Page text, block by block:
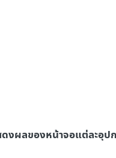
ดงผลของหน้าจอแต่ละอุ